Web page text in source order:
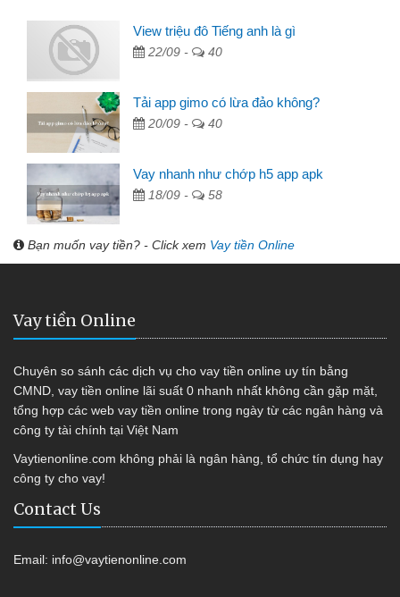
View triệu đô Tiếng anh là gì
22/09 - 40
Tải app gimo có lừa đảo không?
20/09 - 40
Vay nhanh như chớp h5 app apk
18/09 - 58
Bạn muốn vay tiền? - Click xem Vay tiền Online
Vay tiền Online
Chuyên so sánh các dịch vụ cho vay tiền online uy tín bằng
CMND, vay tiền online lãi suất 0 nhanh nhất không cần gặp mặt,
tổng hợp các web vay tiền online trong ngày từ các ngân hàng và
công ty tài chính tại Việt Nam
Vaytienonline.com không phải là ngân hàng, tổ chức tín dụng hay
công ty cho vay!
Contact Us
Email: info@vaytienonline.com